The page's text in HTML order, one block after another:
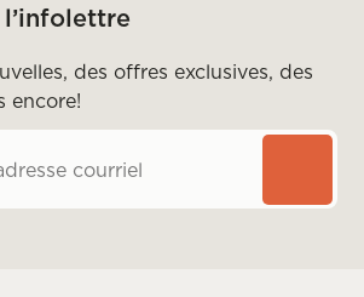
des offres exclusives, des
encore!